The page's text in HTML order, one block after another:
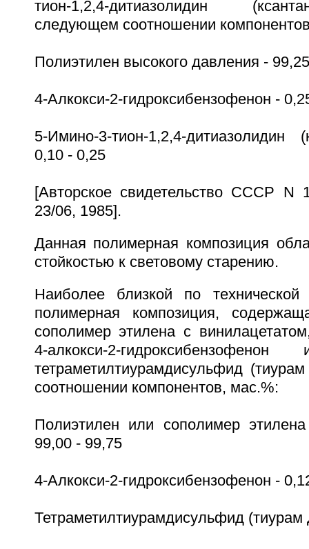
тион-1,2,4-дитиазолидин
следующем соотношении
Полиэтилен высокого давления -
4-Алкокси-2-гидроксибензофенон -
5-Имино-3-тион-1,2,4-дитиазолидин
0,10 - 0,25
[Авторское свидетельство СССР N
23/06, 1985].
Данная полимерная композиция
стойкостью к световому старению.
Наиболее близкой по технической
полимерная композиция,
сополимер этилена с
4-алкокси-2-
тетраметилтиурамдисульфид
соотношении компонентов, мас.%:
Полиэтилен или сополимер
99,00 - 99,75
4-Алкокси-2-гидроксибензофенон -
Тетраметилтиурамдисульфид (тиурам